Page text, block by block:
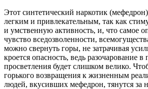
Этот синтетический наркотик
легким и привлекательным, так как
и умственную активность, и, что самое
чувство вседозволенности,
можно свернуть горы, не затрачивая
кроется опасность, ведь разочарование
просветления будет слишком велико.
горького возвращения к жизненным
людей, вкусивших мефедрон, тянутся за